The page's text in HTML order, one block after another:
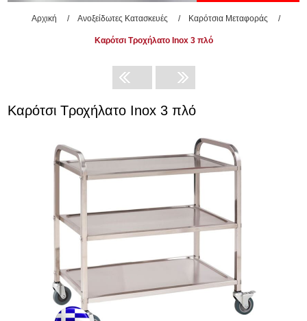
Αρχική / Ανοξείδωτες Κατασκευές / Καρότσια Μεταφοράς /
Καρότσι Τροχήλατο Inox 3 πλό
Καρότσι Τροχήλατο Inox 3 πλό